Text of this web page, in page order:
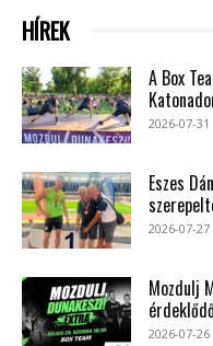
HÍREK
A Box
2026-07-31
Eszes
2026-07-27
Mozdulj
2026-07-26